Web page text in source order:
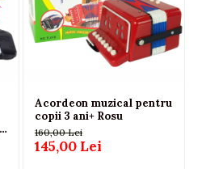
Acordeon muzical pentru
copii 3 ani+ Rosu
160,00 Lei
145,00 Lei